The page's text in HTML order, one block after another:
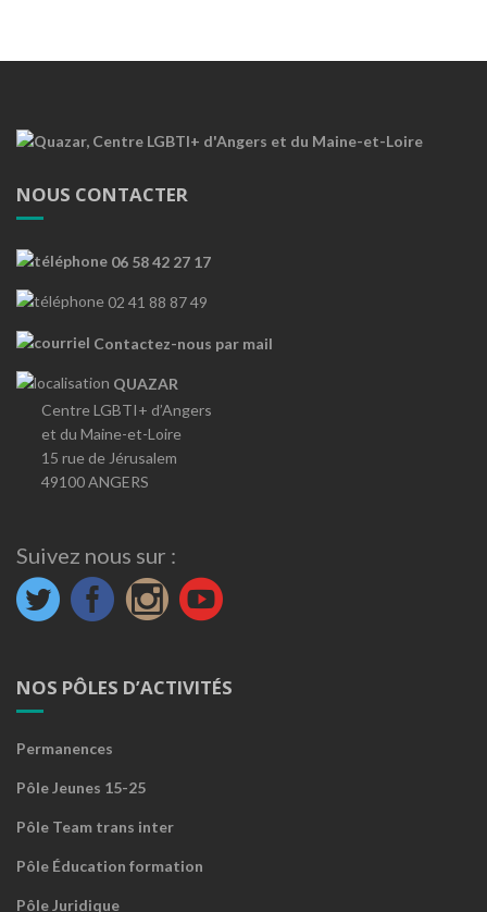
NOUS CONTACTER
06 58 42 27 17
02 41 88 87 49
Contactez-nous par mail
QUAZAR
Centre LGBTI+ d’Angers
et du Maine-et-Loire
15 rue de Jérusalem
49100 ANGERS
Suivez nous sur :
NOS PÔLES D’ACTIVITÉS
Permanences
Pôle Jeunes 15-25
Pôle Team trans inter
Pôle Éducation formation
Pôle Juridique